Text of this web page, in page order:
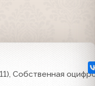
Собственная